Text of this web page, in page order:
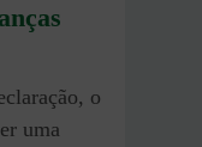
o
uma